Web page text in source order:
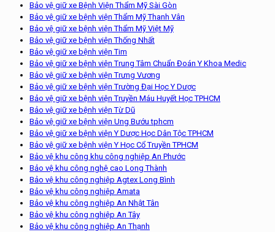
Bảo vệ giữ xe Bệnh Viện Thẩm Mỹ Sài Gòn
Bảo vệ giữ xe bệnh viện Thẩm Mỹ Thanh Vân
Bảo vệ giữ xe bệnh viện Thẩm Mỹ Việt Mỹ
Bảo vệ giữ xe bệnh viện Thống Nhất
Bảo vệ giữ xe bệnh viện Tim
Bảo vệ giữ xe bệnh viện Trung Tâm Chuẩn Đoán Y Khoa Medic
Bảo vệ giữ xe bệnh viện Trưng Vương
Bảo vệ giữ xe bệnh viện Trường Đại Học Y Dược
Bảo vệ giữ xe bệnh viện Truyền Máu Huyết Học TPHCM
Bảo vệ giữ xe bệnh viện Từ Dũ
Bảo vệ giữ xe bệnh viện Ung Bướu tphcm
Bảo vệ giữ xe bệnh viện Y Dược Học Dân Tộc TPHCM
Bảo vệ giữ xe bệnh viện Y Học Cổ Truyền TPHCM
Bảo vệ khu công khu công nghiệp An Phước
Bảo vệ khu công nghệ cao Long Thành
Bảo vệ khu công nghiệp Agtex Long Bình
Bảo vệ khu công nghiệp Amata
Bảo vệ khu công nghiệp An Nhật Tân
Bảo vệ khu công nghiệp An Tây
Bảo vệ khu công nghiệp An Thạnh